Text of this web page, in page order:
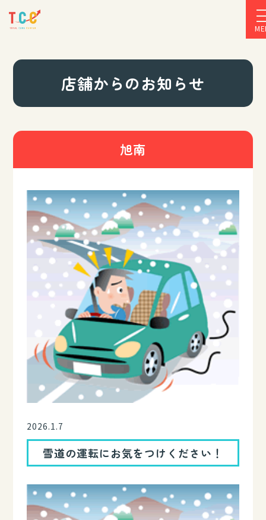
店舗からのお知らせ
旭南
2026.1.7
雪道の運転にお気をつけください！